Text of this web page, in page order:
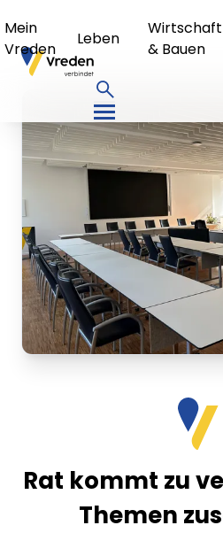
Mein
Vreden
Leben
Wirtschaft
& Bauen
Rat kommt zu
Themen